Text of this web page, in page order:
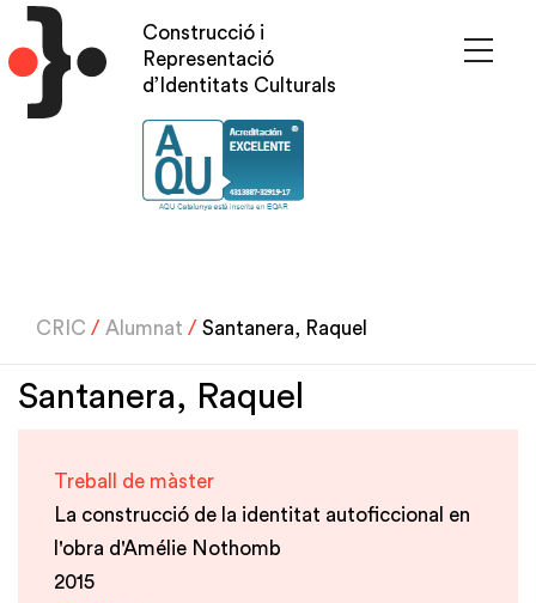
Vés
al
contingut
Construcció i
Representació
d’Identitats Culturals
CRIC / Alumnat / Santanera, Raquel
Santanera, Raquel
Treball de màster
La construcció de la identitat autoficcional en
l'obra d'Amélie Nothomb
2015